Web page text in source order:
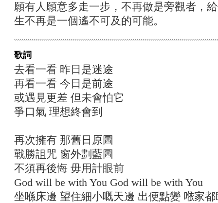
願有人願意多走一步，不再做是旁觀者，
生不再是一個遙不可及的可能。
歌詞
去看一看 昨日是迷途
再看一看 今日是前途
或遇見更差 但未會怕它
爭口氣 理想終會到
再次擁有 那舊日原圖
戰勝詛咒 窗外劃藍圖
不須再後悔 毋用計眼前
God will be with You God will be with You
坐喺床邊 望住細小嘅天邊 出便點變 𠵱家